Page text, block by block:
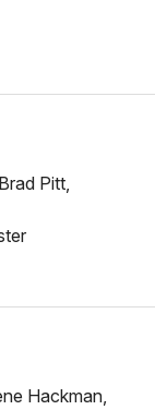
Pitt,
Hackman,